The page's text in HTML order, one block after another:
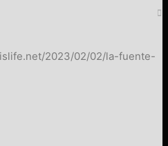
2023/02/02/la-fuente-